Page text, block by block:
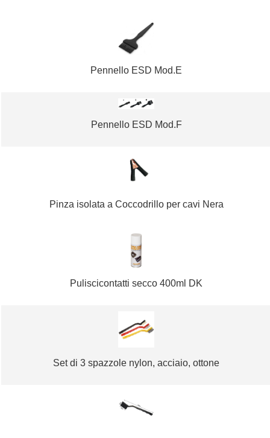
Pennello ESD Mod.E
Pennello ESD Mod.F
Pinza isolata a Coccodrillo per cavi Nera
Puliscicontatti secco 400ml DK
Set di 3 spazzole nylon, acciaio, ottone